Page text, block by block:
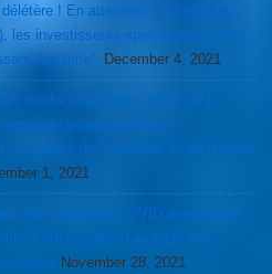
! En attendant d’y voir plus
les investisseurs-spéculateurs et les
“big time”.
December 4, 2021
média américains, porté par la
de sénateur dans la
en faveur du “bon sens” et de l’intérêt
1, 2021
qui soignaient COVID avec, entre
a été suspendu au profit des
November 28, 2021